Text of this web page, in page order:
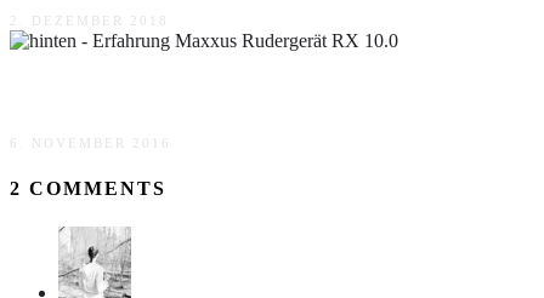
2. DEZEMBER 2018
6. NOVEMBER 2016
2 COMMENTS